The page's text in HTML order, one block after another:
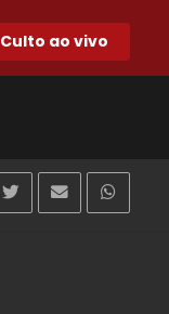
Culto ao vivo